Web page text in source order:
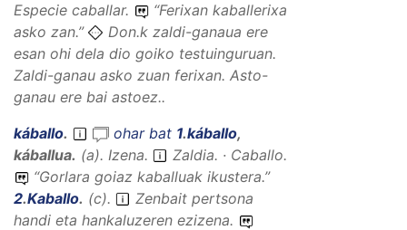
Especie caballar.
“Ferixan kaballerixa
asko zan.”
Don.k zaldi-ganaua ere
esan ohi dela dio goiko testuinguruan.
Zaldi-ganau asko zuan ferixan. Asto-
ganau ere bai astoez..
káballo. ohar bat 1.káballo,
káballua. (a). Izena.
Zaldia. · Caballo.
“Gorlara goiaz kaballuak ikustera.”
2.Kaballo. (c).
Zenbait pertsona
handi eta hankaluzeren ezizena.